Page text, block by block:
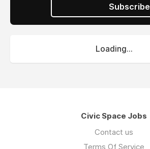
Subscribe
Loading...
Civic Space Jobs
Contact us
Terms Of Service